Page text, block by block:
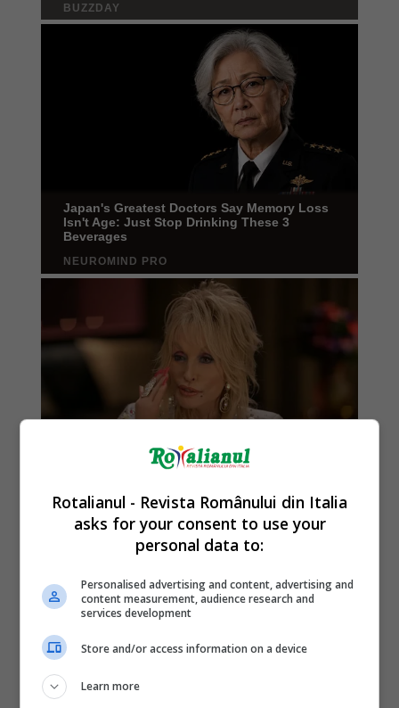
Rotalianul - Revista Românului din Italia
asks for your consent to use your
personal data to:
Personalised advertising and content, advertising and
content measurement, audience research and
services development
Store and/or access information on a device
Learn more